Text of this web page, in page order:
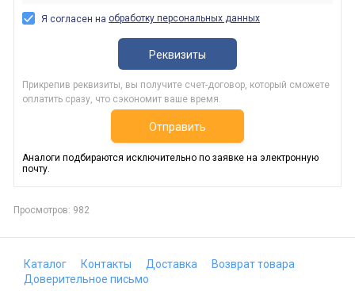
Я согласен на обработку персональных данных
Реквизиты
Прикрепив реквизиты, вы получите счет-договор, который сможете
оплатить сразу, что сэкономит ваше время.
Отправить
Аналоги подбираются исключительно по заявке на электронную
почту.
Просмотров: 982
Каталог Контакты Доставка
Возврат товара
Доверительное письмо